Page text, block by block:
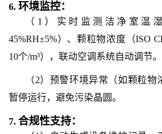
6. 环境监控：
（1）实时监测洁净室温
45%RH±5%）、颗粒物浓度（ISO
10个/m³），联动空调系统自动调节。
（2）预警环境异常（如颗粒
暂停运行，避免污染晶圆。
7. 合规性支持：